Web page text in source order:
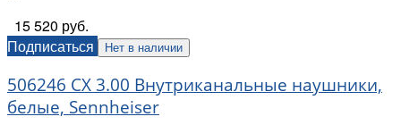
15 520 руб.
Подписаться
Нет в наличии
506246 CX 3.00 Внутриканальные наушники,
белые, Sennheiser